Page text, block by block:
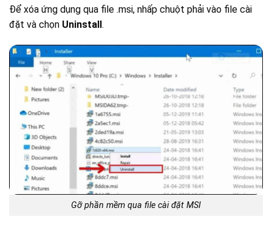
Để xóa ứng dụng qua file .msi, nhấp chuột phải vào file cài
đặt và chọn Uninstall.
Gỡ phần mềm qua file cài đặt MSI